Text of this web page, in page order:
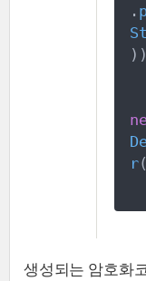
.
) )
r(
생성되는 암호화